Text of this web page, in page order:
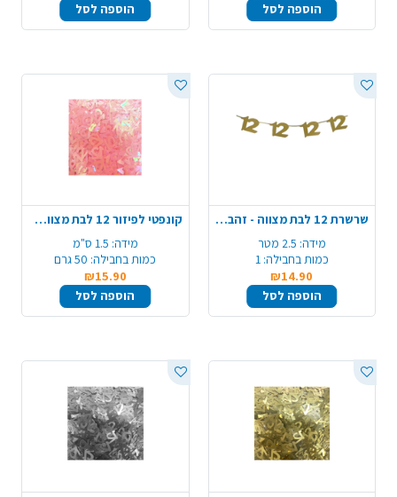
הוספה לסל
הוספה לסל
שרשרת 12 לבת מצווה - זהב גליטר
מידה: 2.5 מטר
כמות בחבילה: 1
₪14.90
הוספה לסל
קונפטי לפיזור 12 לבת מצווה - ורוד
מידה: 1.5 ס"מ
כמות בחבילה: 50 גרם
₪15.90
הוספה לסל